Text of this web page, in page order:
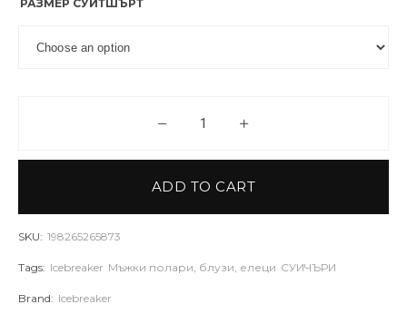
РАЗМЕР СУИТШЪРТ
Мерино суичър Icebreaker
ADD TO CART
SKU: 198265265873
Tags: Icebreaker Мъжки полари, блузи, елеци СУИЧЪРИ
Brand: Icebreaker